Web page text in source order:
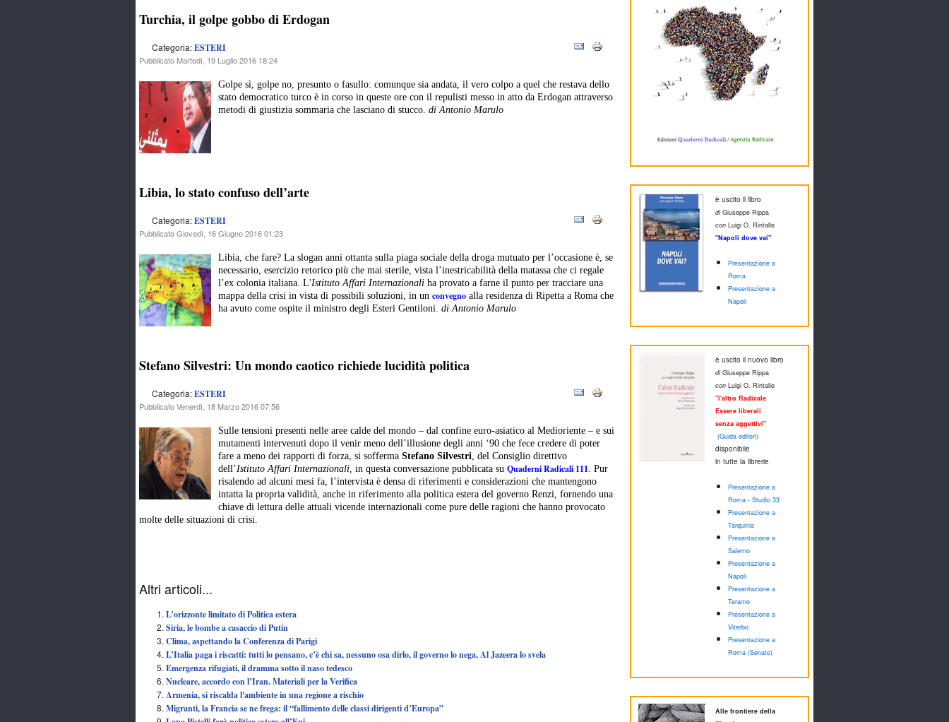
Turchia, il golpe gobbo di Erdogan
Categoria:ESTERI
Pubblicato Martedì, 19 Luglio 2016 18:24
Golpe sì, golpe no, presunto o fasullo: comunque sia andata, il vero colpo a quel che restava dello
stato democratico turco è in corso in queste ore con il repulisti messo in atto da Erdogan attraverso
metodi di giustizia sommaria che lasciano di stucco. di Antonio Marulo
Libia, lo stato confuso dell’arte
Categoria:ESTERI
Pubblicato Giovedì, 16 Giugno 2016 01:23
Libia, che fare? La slogan anni ottanta sulla piaga sociale della droga mutuato per l’occasione è, se
necessario, esercizio retorico più che mai sterile, vista l’inestricabilità della matassa che ci regale
l’ex colonia italiana. L'Istituto Affari Internazionali ha provato a farne il punto per tracciare una
mappa della crisi in vista di possibili soluzioni, in un convegno alla residenza di Ripetta a Roma che
ha avuto come ospite il ministro degli Esteri Gentiloni. di Antonio Marulo
Stefano Silvestri: Un mondo caotico richiede lucidità politica
Categoria:ESTERI
Pubblicato Venerdì, 18 Marzo 2016 07:56
Sulle tensioni presenti nelle aree calde del mondo – dal confine euro-asiatico al Medioriente – e sui
mutamenti intervenuti dopo il venir meno dell’illusione degli anni ‘90 che fece credere di poter
fare a meno dei rapporti di forza, si sofferma Stefano Silvestri, del Consiglio direttivo
dell’Istituto Affari Internazionali, in questa conversazione pubblicata su Quaderni Radicali 111. Pur
risalendo ad alcuni mesi fa, l’intervista è densa di riferimenti e considerazioni che mantengono
intatta la propria validità, anche in riferimento alla politica estera del governo Renzi, fornendo una
chiave di lettura delle attuali vicende internazionali come pure delle ragioni che hanno provocato
molte delle situazioni di crisi.
Altri articoli...
L’orizzonte limitato di Politica estera
Siria, le bombe a casaccio di Putin
Clima, aspettando la Conferenza di Parigi
L’Italia paga i riscatti: tutti lo pensano, c’è chi sa, nessuno osa dirlo, il governo lo nega, Al Jazeera lo svela
Emergenza rifugiati, il dramma sotto il naso tedesco
Nucleare, accordo con l’Iran. Materiali per la Verifica
Armenia, si riscalda l'ambiente in una regione a rischio
Migranti, la Francia se ne frega: il “fallimento delle classi dirigenti d’Europa”
è uscito il libro
diGiuseppe Rippa
con Luigi O. Rintallo
"Napoli dove vai"
Presentazione a
Roma
Presentazione a
Napoli
è uscito il nuovo libro
diGiuseppe Rippa
con Luigi O. Rintallo
"l'altro Radicale
Essere liberali
senza aggettivi"
(Guida editori)
disponibile
in tutte la librerie
Presentazione a
Roma - Studio 33
Presentazione a
Tarquinia
Presentazione a
Salerno
Presentazione a
Napoli
Presentazione a
Teramo
Presentazione a
Viterbo
Presentazione a
Roma (Senato)
Alle frontiere della